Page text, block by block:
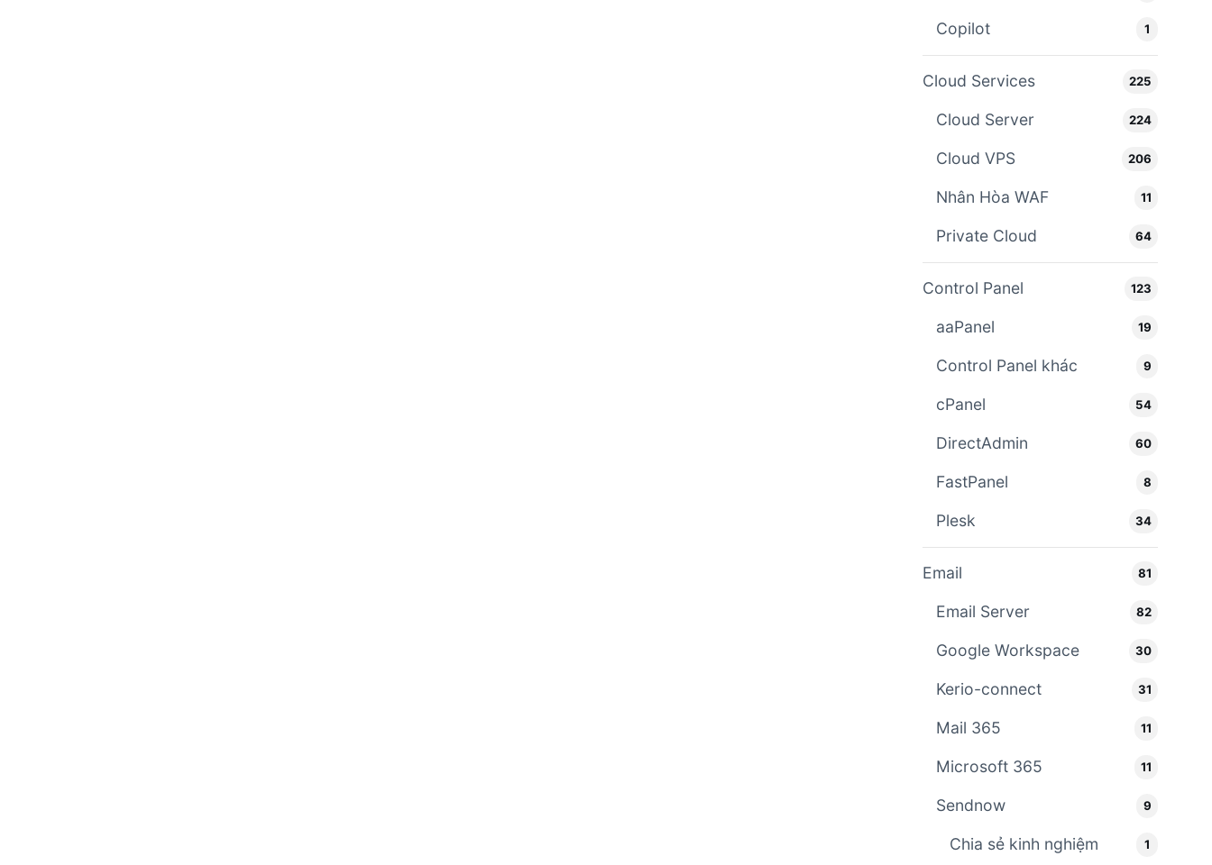
Copilot 1
Cloud Services 225
Cloud Server 224
Cloud VPS 206
Nhân Hòa WAF 11
Private Cloud 64
Control Panel 123
aaPanel 19
Control Panel khác 9
cPanel 54
DirectAdmin 60
FastPanel 8
Plesk 34
Email 81
Email Server 82
Google Workspace 30
Kerio-connect 31
Mail 365 11
Microsoft 365 11
Sendnow 9
Chia sẻ kinh nghiệm 1